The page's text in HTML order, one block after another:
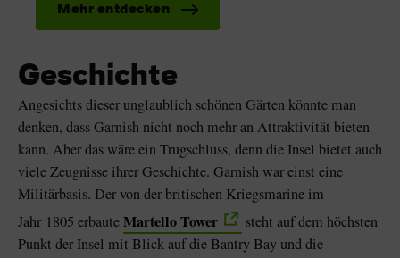
Mehr entdecken
Geschichte
Angesichts dieser unglaublich schönen Gärten könnte man
denken, dass Garnish nicht noch mehr an Attraktivität bieten
kann. Aber das wäre ein Trugschluss, denn die Insel bietet auch
viele Zeugnisse ihrer Geschichte. Garnish war einst eine
Militärbasis. Der von der britischen Kriegsmarine im
Jahr 1805 erbauteMartello Tower
steht auf dem höchsten
Punkt der Insel mit Blick auf die Bantry Bay und die